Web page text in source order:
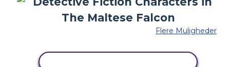
Flere Muligheder